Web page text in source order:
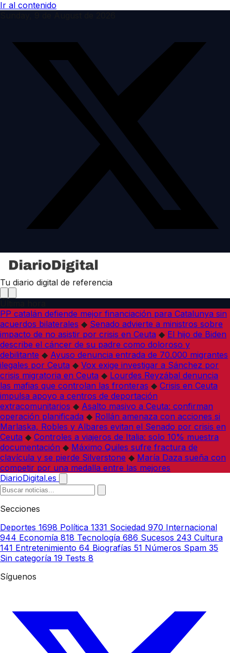
Ir al contenido
Tu diario digital de referencia
PP catalán defiende mejor financiación para Catalunya sin
acuerdos bilaterales ◆ Senado advierte a ministros sobre
impacto de no asistir por crisis en Ceuta ◆ El hijo de Biden
describe el cáncer de su padre como doloroso y
debilitante ◆ Ayuso denuncia entrada de 70.000 migrantes
ilegales por Ceuta ◆ Vox exige investigar a Sánchez por
crisis migratoria en Ceuta ◆ Lourdes Reyzábal denuncia
las mafias que controlan las fronteras ◆ Crisis en Ceuta
impulsa apoyo a centros de deportación
extracomunitarios ◆ Asalto masivo a Ceuta: confirman
operación planificada ◆ Rollán amenaza con acciones si
Marlaska, Robles y Albares evitan el Senado por crisis en
Ceuta ◆ Controles a viajeros de Italia: solo 10% muestra
documentación ◆ Máximo Quiles sufre fractura de
clavícula y se pierde Silverstone ◆ María Daza sueña con
competir por una medalla entre las mejores
DiarioDigital.es
Secciones
Deportes 1698 Política 1331 Sociedad 970 Internacional
944 Economía 818 Tecnología 686 Sucesos 243 Cultura
141 Entretenimiento 64 Biografías 51 Números Spam 35
Sin categoría 19 Tests 8
Síguenos